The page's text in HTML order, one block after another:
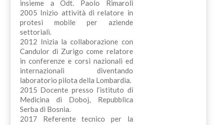
insieme a Odt. Paolo Rimaroli
2005 Inizio attività di relatore in
protesi mobile per aziende
settoriali.
2012 Inizia la collaborazione con
Candulor di Zurigo come relatore
in conferenze e corsi nazionali ed
internazionali diventando
laboratorio pilota della Lombardia.
2015 Docente presso l’istituto di
Medicina di Doboj, Repubblica
Serba di Bosnia.
2017 Referente tecnico per la